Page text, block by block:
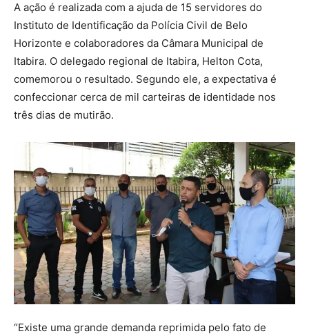
A ação é realizada com a ajuda de 15 servidores do
Instituto de Identificação da Polícia Civil de Belo
Horizonte e colaboradores da Câmara Municipal de
Itabira. O delegado regional de Itabira, Helton Cota,
comemorou o resultado. Segundo ele, a expectativa é
confeccionar cerca de mil carteiras de identidade nos
três dias de mutirão.
“Existe uma grande demanda reprimida pelo fato de